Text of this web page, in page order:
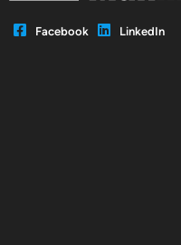
Facebook LinkedIn